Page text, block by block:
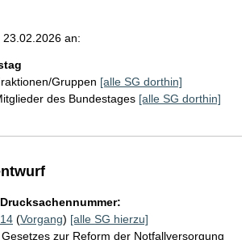
an:
Gruppen [alle SG dorthin]
des Bundestages [alle SG dorthin]
(Vorgang) [alle SG hierzu]
zur Reform der Notfallversorgung